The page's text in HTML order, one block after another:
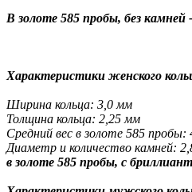
В золоте 585 пробы, без камней
Характеристики женского
Ширина кольца: 3,0 мм
Толщина кольца: 2,25 мм
Средний вес в золоте 585 пробы:
Диаметр и количество
в золоте 585 пробы, с